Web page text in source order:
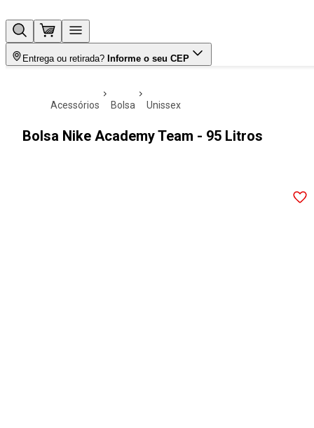
Entrega ou retirada? Informe o seu CEP
acessórios bolsa unissex
Bolsa Nike Academy Team - 95 Litros